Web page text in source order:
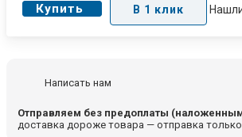
Купить В 1 клик
Написать нам
Отправляем без предоплаты
доставка дороже товара — отправка только